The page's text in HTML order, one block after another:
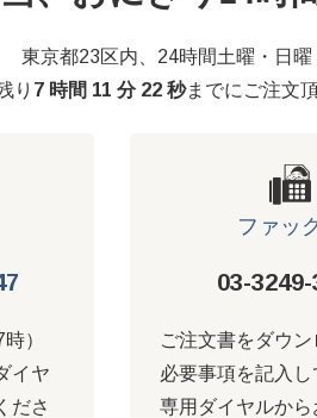
東京都23区内、24時間土曜・日
り 7 時間 11 分 21 秒までにご注文
）
イヤ
ださ
ファッ
03-3249-
ご注文書をダウン
必要事項を記入
専用ダイヤルか